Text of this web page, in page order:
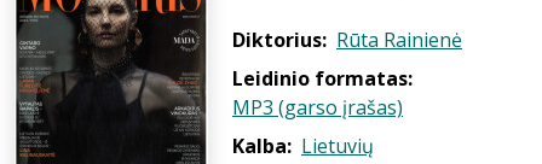
Diktorius: Rūta Rainienė
Leidinio formatas:
MP3 (garso įrašas)
Kalba: Lietuvių